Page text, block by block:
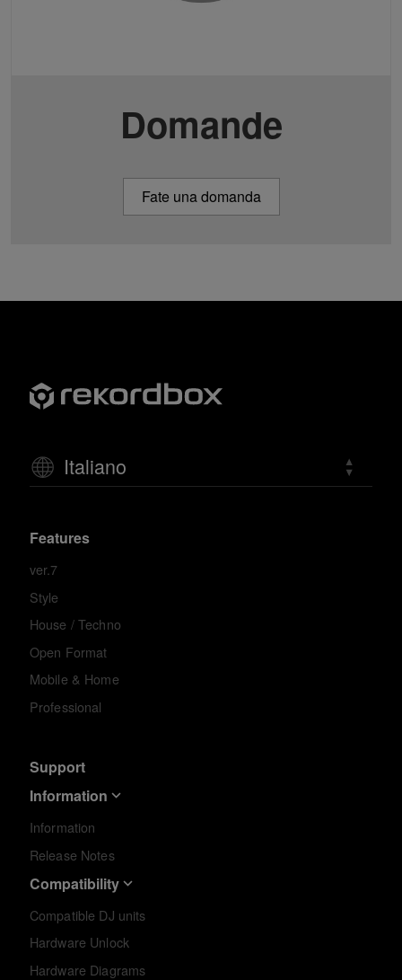
Domande
Fate una domanda
Italiano
Features
ver.7
Style
House / Techno
Open Format
Mobile & Home
Professional
Support
Information
Information
Release Notes
Compatibility
Compatible DJ units
Hardware Unlock
Hardware Diagrams